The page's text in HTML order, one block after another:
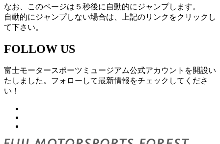
なお、このページは５秒後に自動的にジャンプします。
自動的にジャンプしない場合は、上記のリンクをクリックし
て下さい。
FOLLOW US
富士モータースポーツミュージアム公式アカウントを開設い
たしました。フォローして最新情報をチェックしてくださ
い！